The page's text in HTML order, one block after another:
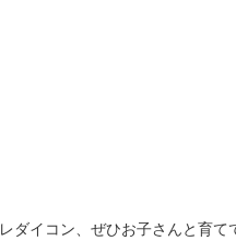
ダイコン、ぜひお子さんと育て